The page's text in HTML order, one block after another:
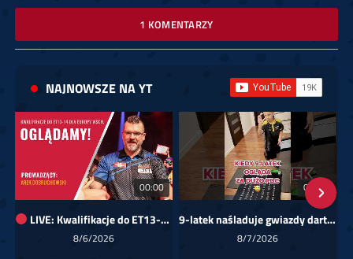
1 KOMENTARZY
NAJNOWSZE NA YT
00:00
LIVE: Kwalifikacje do ET13-14 dla Europy Wschodniej
8/6/2026
01:08
9-latek naśladuje gwiazdy darta!
8/7/2026